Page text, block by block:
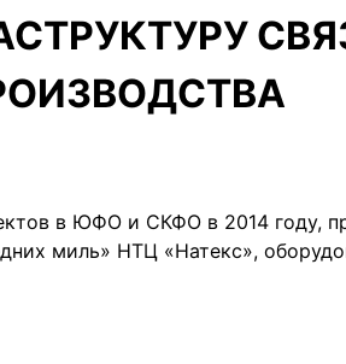
в ЮФО и СКФО в 2014 году,
миль» НТЦ «Натекс»,